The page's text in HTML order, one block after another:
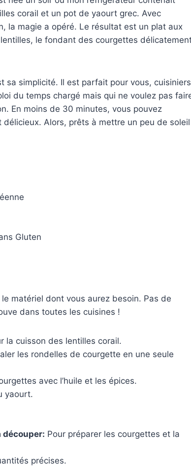
corail et un pot de yaourt grec. Avec
la magie a opéré. Le résultat est un plat aux
le fondant des courgettes
sa simplicité. Il est parfait pour vous, cuisiniers
du temps chargé mais qui ne voulez pas
En moins de 30 minutes, vous pouvez
Alors, prêts à mettre un peu de soleil
Gluten
matériel dont vous aurez besoin. Pas de
dans toutes les cuisines !
la cuisson des lentilles corail.
les rondelles de courgette en une seule
avec l’huile et les épices.
yaourt.
découper: Pour préparer les courgettes et la
précises.